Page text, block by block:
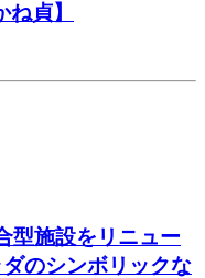
貞】
型施設をリニュー
のシンボリックな